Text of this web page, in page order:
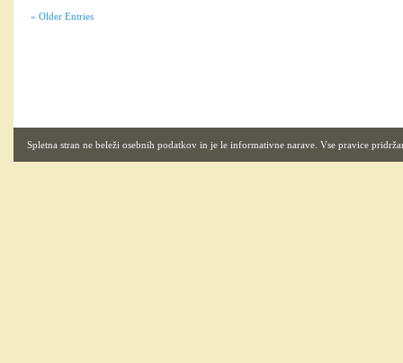
« Older Entries
Spletna stran ne beleži osebnih podatkov in je le informativne narave. Vse pravice